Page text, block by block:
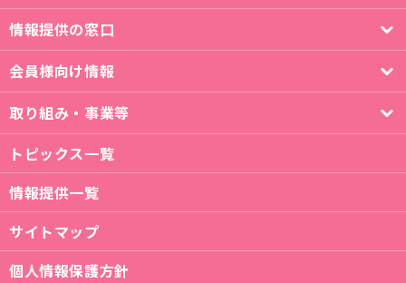
情報提供の窓口
会員様向け情報
取り組み・事業等
トピックス一覧
情報提供一覧
サイトマップ
個人情報保護方針